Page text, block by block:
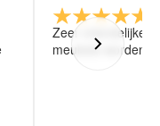
Zeer vriendelijke
meubels worden